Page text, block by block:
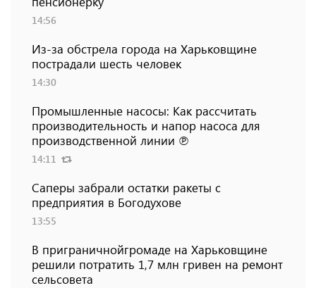
14:56
Из-за обстрела города на Харьковщине
пострадали шесть человек
14:30
Промышленные насосы: Как рассчитать
производительность и напор насоса для
производственной линии ℗
14:11
Саперы забрали остатки ракеты с
предприятия в Богодухове
13:55
В приграничнойгромаде на Харьковщине
решили потратить 1,7 млн ​​гривен на ремонт
сельсовета